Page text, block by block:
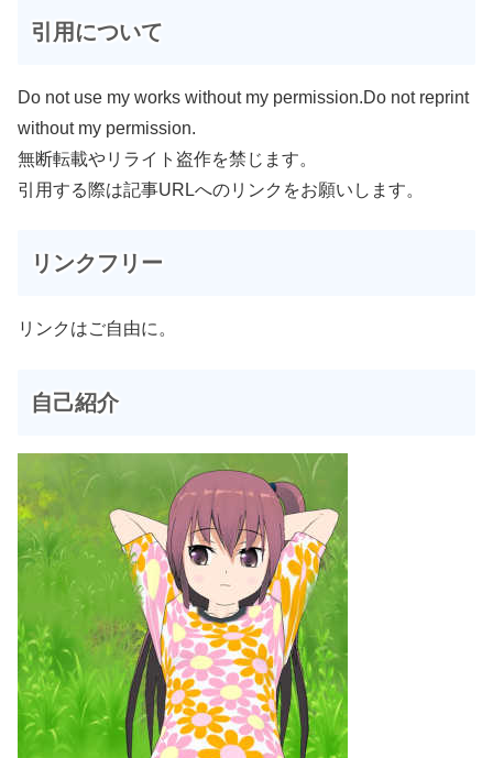
引用について
Do not use my works without my permission.Do not reprint
without my permission.
無断転載やリライト盗作を禁じます。
引用する際は記事URLへのリンクをお願いします。
リンクフリー
リンクはご自由に。
自己紹介